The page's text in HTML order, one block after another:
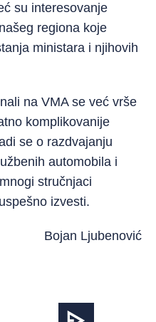
su interesovanje
regiona koje
ministara i njihovih
na VMA se već vrše
komplikovanije
se o razdvajanju
automobila i
stručnjaci
izvesti.
Bojan Ljubenović